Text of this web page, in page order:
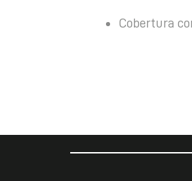
Cobertura